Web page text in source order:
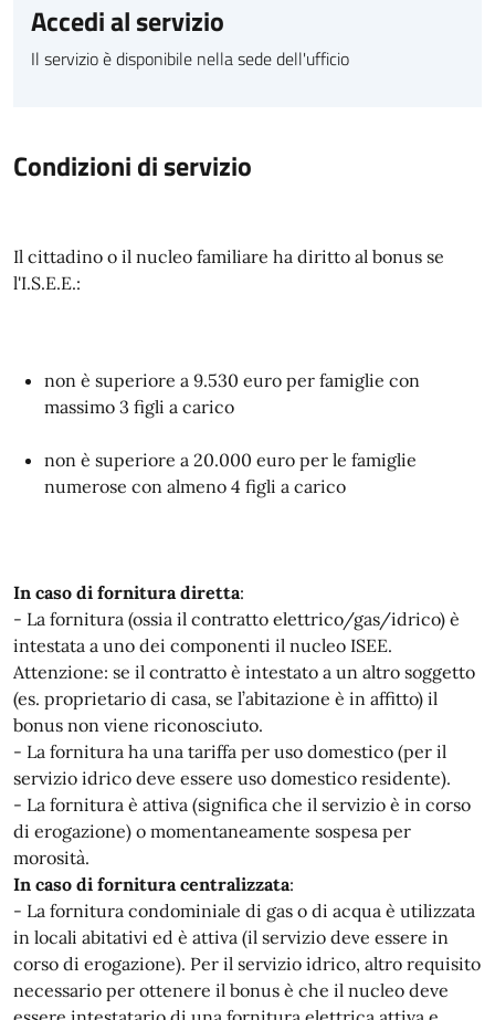
Accedi al servizio
Il servizio è disponibile nella sede dell'ufficio
Condizioni di servizio
Il cittadino o il nucleo familiare ha diritto al bonus se
l'I.S.E.E.:
non è superiore a 9.530 euro per famiglie con
massimo 3 figli a carico
non è superiore a 20.000 euro per le famiglie
numerose con almeno 4 figli a carico
In caso di fornitura diretta:
- La fornitura (ossia il contratto elettrico/gas/idrico) è
intestata a uno dei componenti il nucleo ISEE.
Attenzione: se il contratto è intestato a un altro soggetto
(es. proprietario di casa, se l’abitazione è in affitto) il
bonus non viene riconosciuto.
- La fornitura ha una tariffa per uso domestico (per il
servizio idrico deve essere uso domestico residente).
- La fornitura è attiva (significa che il servizio è in corso
di erogazione) o momentaneamente sospesa per
morosità.
In caso di fornitura centralizzata:
- La fornitura condominiale di gas o di acqua è utilizzata
in locali abitativi ed è attiva (il servizio deve essere in
corso di erogazione). Per il servizio idrico, altro requisito
necessario per ottenere il bonus è che il nucleo deve